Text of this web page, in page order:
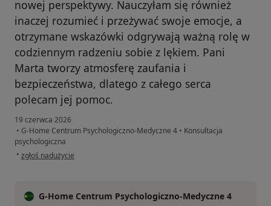
nowej perspektywy. Nauczyłam się również
inaczej rozumieć i przeżywać swoje emocje, a
otrzymane wskazówki odgrywają ważną rolę w
codziennym radzeniu sobie z lękiem. Pani
Marta tworzy atmosferę zaufania i
bezpieczeństwa, dlatego z całego serca
polecam jej pomoc.
19 czerwca 2026
• G-Home Centrum Psychologiczno-Medyczne 4 • Konsultacja
psychologiczna
• w opinii użytkownika Adrianna
zgłoś nadużycie
G-Home Centrum Psychologiczno-Medyczne 4